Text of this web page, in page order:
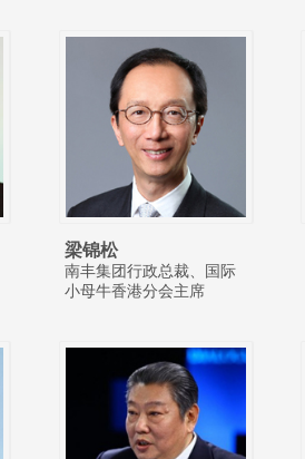
梁锦松
南丰集团行政总裁、国际
小母牛香港分会主席